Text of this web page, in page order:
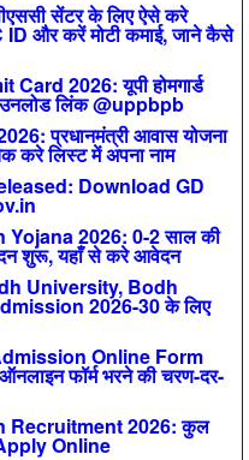
सेंटर के लिए ऐसे करे
और करें मोटी कमाई, जाने कैसे
2026: यूपी होमगार्ड
लिंक @uppbpb
प्रधानमंत्री आवास योजना
करे लिस्ट में अपना नाम
Download GD
2026: 0-2 साल की
शुरू, यहाँ से करे आवेदन
University, Bodh
2026-30 के लिए
Online Form
फॉर्म भरने की चरण-दर-
Recruitment 2026: कुल
Apply Online